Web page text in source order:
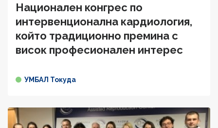
Национален конгрес по
интервенционална кардиология,
който традиционно премина с
висок професионален интерес
УМБАЛ Токуда